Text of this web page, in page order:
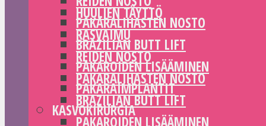
PAKARALIHASTEN NOSTO
BRAZILIAN BUTT LIFT
PAKAROIDEN LISÄÄMINEN
PAKARAIMPLANTIT
KASVOKIRURGIA
HUULIEN TÄYTTÖ
RASVAIMU
REIDEN NOSTO
PAKARALIHASTEN NOSTO
BRAZILIAN BUTT LIFT
PAKAROIDEN LISÄÄMINEN